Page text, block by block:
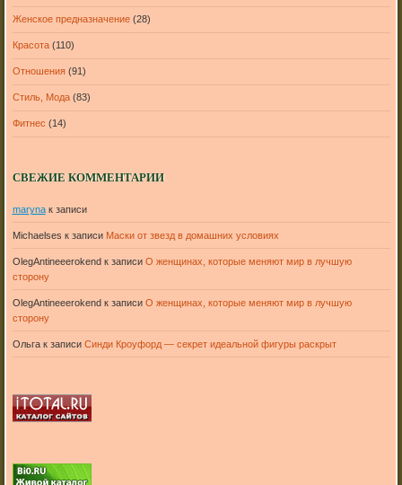
Женское предназначение(28)
Красота(110)
Отношения(91)
Стиль, Мода(83)
Фитнес (14)
СВЕЖИЕ КОММЕНТАРИИ
marynaк записи
Michaelses к записи Маски от звезд в домашних условиях
OlegAntineeerokendк записи О женщинах, которые меняют мир в лучшую
сторону
OlegAntineeerokendк записи О женщинах, которые меняют мир в лучшую
сторону
Ольгак записи Синди Кроуфорд — секрет идеальной фигуры раскрыт